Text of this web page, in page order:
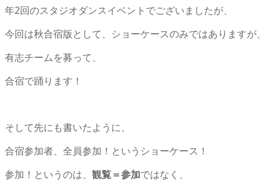
年2回のスタジオダンスイベントでございましたが、
今回は秋合宿版として、ショーケースのみではありますが、
有志チームを募って、
合宿で踊ります！
そして先にも書いたように、
合宿参加者、全員参加！というショーケース！
参加！というのは、 観覧＝参加ではなく、